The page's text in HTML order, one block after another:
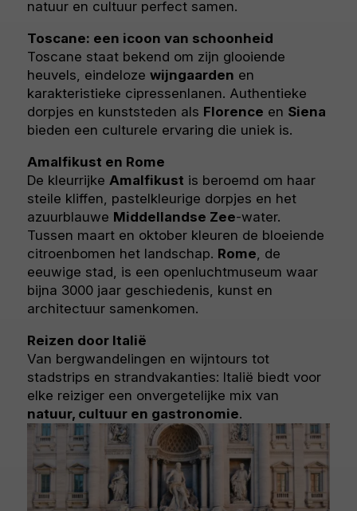
natuur en cultuur perfect samen.
Toscane: een icoon van schoonheid
Toscane staat bekend om zijn glooiende
heuvels, eindeloze wijngaarden en
karakteristieke cipressenlanen. Authentieke
dorpjes en kunststeden als Florence en Siena
bieden een culturele ervaring die uniek is.
Amalfikust en Rome
De kleurrijke Amalfikust is beroemd om haar
steile kliffen, pastelkleurige dorpjes en het
azuurblauwe Middellandse Zee-water.
Tussen maart en oktober kleuren de bloeiende
citroenbomen het landschap. Rome, de
eeuwige stad, is een openluchtmuseum waar
bijna 3000 jaar geschiedenis, kunst en
architectuur samenkomen.
Reizen door Italië
Van bergwandelingen en wijntours tot
stadstrips en strandvakanties: Italië biedt voor
elke reiziger een onvergetelijke mix van
natuur, cultuur en gastronomie.